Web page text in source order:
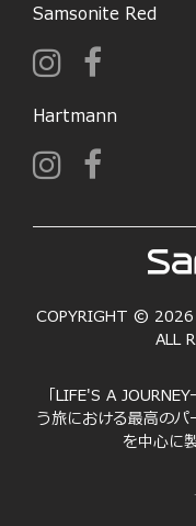
Samsonite Red
Hartmann
COPYRIGHT © 2026
ALL
「LIFE'S A
う旅における最高の
を中心に